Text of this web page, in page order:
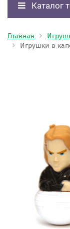
Каталог
Главная
Игрушки в